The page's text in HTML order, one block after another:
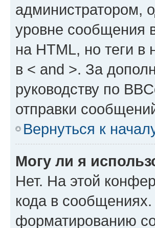
администратором,
уровне сообщения
на HTML, но теги в
в < and >. За
руководству по
отправки
Вернуться к
Могу ли я
Нет. На этой
кода в
форматированию